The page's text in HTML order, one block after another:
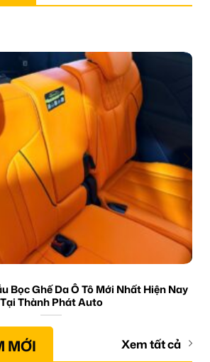
Bọc Ghế Da Ô Tô Mới Nhất Hiện Nay
Tại Thành Phát Auto
MỚI Xem tất cả